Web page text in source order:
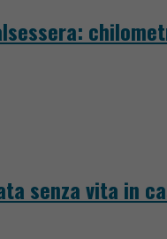
senza vita in